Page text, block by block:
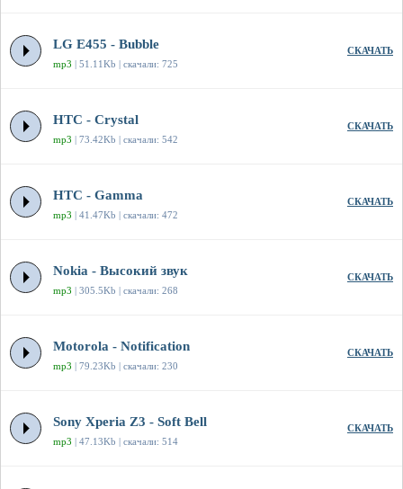
LG E455 - Bubble
mp3 | 51.11Kb | скачали: 725
СКАЧАТЬ
HTC - Crystal
mp3 | 73.42Kb | скачали: 542
СКАЧАТЬ
HTC - Gamma
mp3 | 41.47Kb | скачали: 472
СКАЧАТЬ
Nokia - Высокий звук
mp3 | 305.5Kb | скачали: 268
СКАЧАТЬ
Motorola - Notification
mp3 | 79.23Kb | скачали: 230
СКАЧАТЬ
Sony Xperia Z3 - Soft Bell
mp3 | 47.13Kb | скачали: 514
СКАЧАТЬ